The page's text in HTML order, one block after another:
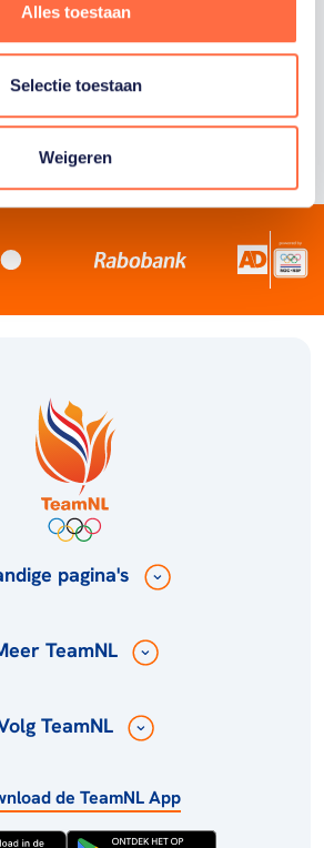
Alles toestaan
Selectie toestaan
Weigeren
pagina's
TeamNL
TeamNL
de TeamNL App